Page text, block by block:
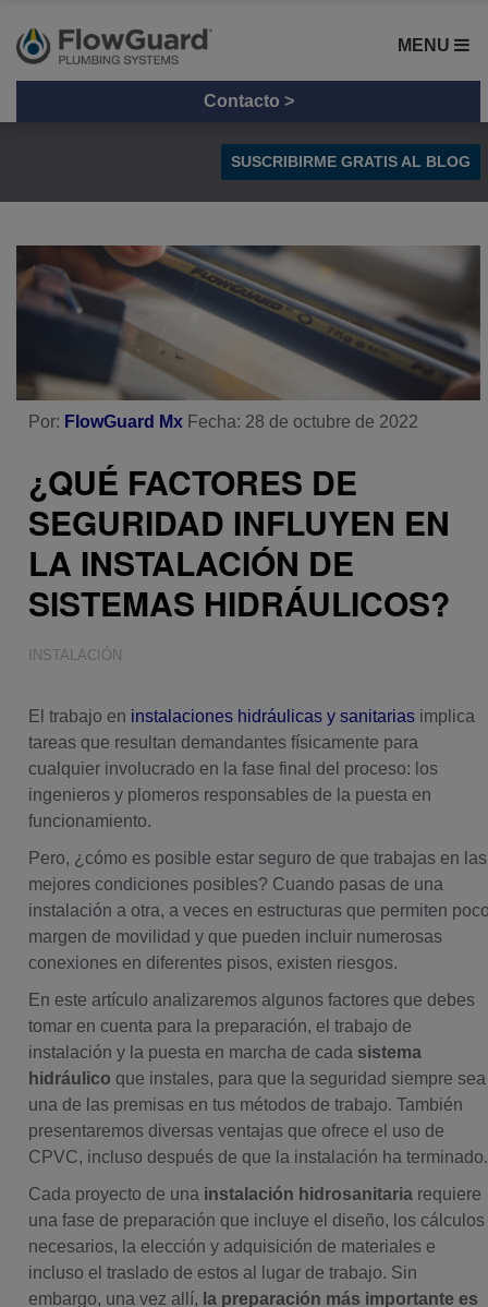
MENU
Contacto >
SUSCRIBIRME GRATIS AL BLOG
Radiación UV en Tuberías
Comparación de materiales
Por: FlowGuard Mx Fecha: 28 de octubre de 2022
¿QUÉ FACTORES DE
SEGURIDAD INFLUYEN EN
LA INSTALACIÓN DE
SISTEMAS HIDRÁULICOS?
INSTALACIÓN
El trabajo en instalaciones hidráulicas y sanitarias implica
tareas que resultan demandantes físicamente para
cualquier involucrado en la fase final del proceso: los
ingenieros y plomeros responsables de la puesta en
funcionamiento.
Pero, ¿cómo es posible estar seguro de que trabajas en las
mejores condiciones posibles? Cuando pasas de una
instalación a otra, a veces en estructuras que permiten
margen de movilidad y que pueden incluir numerosas
conexiones en diferentes pisos, existen riesgos.
En este artículo analizaremos algunos factores que debes
tomar en cuenta para la preparación, el trabajo de
instalación y la puesta en marcha de cada sistema
hidráulico que instales, para que la seguridad siempre sea
una de las premisas en tus métodos de trabajo. También
presentaremos diversas ventajas que ofrece el uso de
CPVC, incluso después de que la instalación ha terminado.
Cada proyecto de una instalación hidrosanitaria requiere
una fase de preparación que incluye el diseño, los cálculos
necesarios, la elección y adquisición de materiales e
incluso el traslado de estos al lugar de trabajo. Sin
embargo, una vez allí, la preparación más importante es